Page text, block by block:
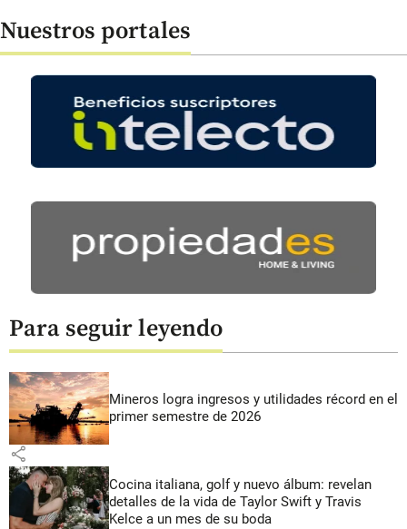
Nuestros portales
Para seguir leyendo
Mineros logra ingresos y utilidades récord en el
primer semestre de 2026
share
Cocina italiana, golf y nuevo álbum: revelan
detalles de la vida de Taylor Swift y Travis
Kelce a un mes de su boda